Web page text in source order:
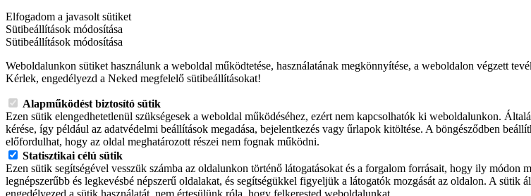
Elfogadom a javasolt sütiket
Sütibeállítások módosítása
Sütibeállítások módosítása
Weboldalunkon sütiket használunk a weboldal működtetése, használatának megkönnyítése, a weboldalon végzett
Kérlek, engedélyezd a Neked megfelelő sütibeállításokat!
Alapműködést biztosító sütik
Ezen sütik elengedhetetlenül szükségesek a weboldal működéséhez, ezért nem kapcsolhatók ki weboldalunkon.
kérése, így például az adatvédelmi beállítások megadása, bejelentkezés vagy űrlapok kitöltése. A böngésződben
előfordulhat, hogy az oldal meghatározott részei nem fognak működni.
Statisztikai célú sütik
Ezen sütik segítségével vesszük számba az oldalunkon történő látogatásokat és a forgalom forrásait, hogy ily
legnépszerűbb és legkevésbé népszerű oldalakat, és segítségükkel figyeljük a látogatók mozgását az oldalon. A